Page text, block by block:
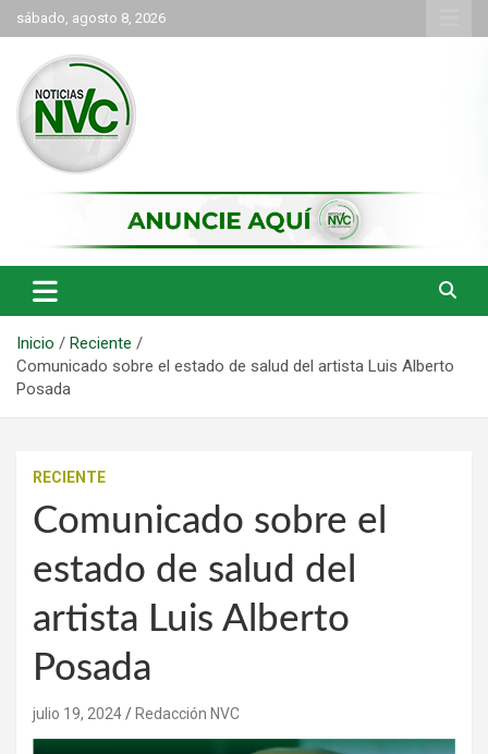
Saltar
al
contenido
sábado, agosto 8, 2026
NVC Noticias
Inicio
Reciente
Comunicado sobre el estado de salud del artista Luis Alberto
Posada
RECIENTE
Comunicado sobre el
estado de salud del
artista Luis Alberto
Posada
julio 19, 2024 Redacción NVC